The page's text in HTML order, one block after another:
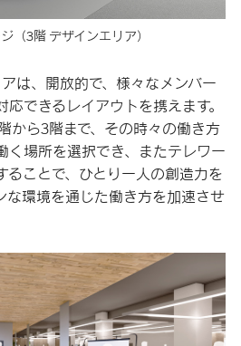
（3階 デザインエリア）
は、開放的で、様々なメンバー
できるレイアウトを携えます。
から3階まで、その時々の働き方
く場所を選択でき、またテレワー
ることで、ひとり一人の創造力を
な環境を通じた働き方を加速させ